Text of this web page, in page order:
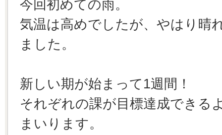
今回初めての雨。
気温は高めでしたが、やはり晴
ました。
新しい期が始まって1週間！
それぞれの課が目標達成できる
まいります。